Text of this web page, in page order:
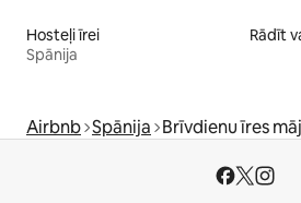
Hosteļi īrei
Spānija
Rādīt
Airbnb Spānija Brīvdienu īres